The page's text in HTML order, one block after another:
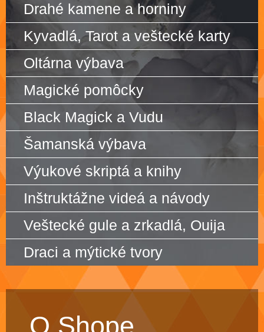
Drahé kamene a horniny
Kyvadlá, Tarot a veštecké karty
Oltárna výbava
Magické pomôcky
Black Magick a Vudu
Šamanská výbava
Výukové skriptá a knihy
Inštruktážne videá a návody
Veštecké gule a zrkadlá, Ouija
Draci a mýtické tvory
O Shope